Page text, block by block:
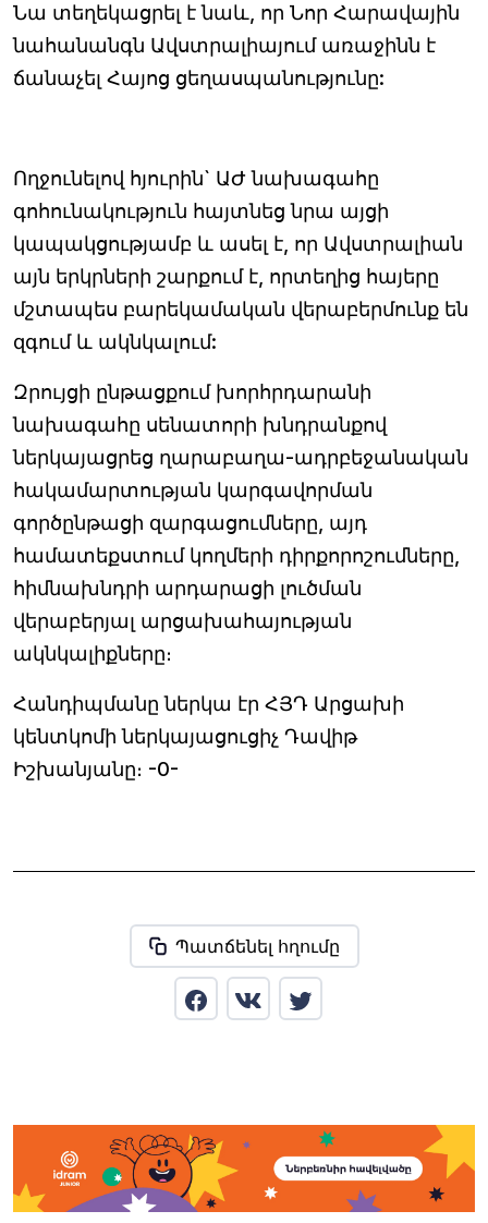
Նա տեղեկացրել է նաև, որ Նոր Հարավային
նահանանգն Ավստրալիայում առաջինն է
ճանաչել Հայոց ցեղասպանությունը:
Ողջունելով հյուրին` ԱԺ նախագահը
գոհունակություն հայտնեց նրա այցի
կապակցությամբ և ասել է, որ Ավստրալիան
այն երկրների շարքում է, որտեղից հայերը
մշտապես բարեկամական վերաբերմունք են
զգում և ակնկալում:
Զրույցի ընթացքում խորհրդարանի
նախագահը սենատորի խնդրանքով
ներկայացրեց ղարաբաղա-ադրբեջանական
հակամարտության կարգավորման
գործընթացի զարգացումները, այդ
համատեքստում կողմերի դիրքորոշումները,
հիմնախնդրի արդարացի լուծման
վերաբերյալ արցախահայության
ակնկալիքները։
Հանդիպմանը ներկա էր ՀՅԴ Արցախի
կենտկոմի ներկայացուցիչ Դավիթ
Իշխանյանը։ -0-
Պատճենել հղումը